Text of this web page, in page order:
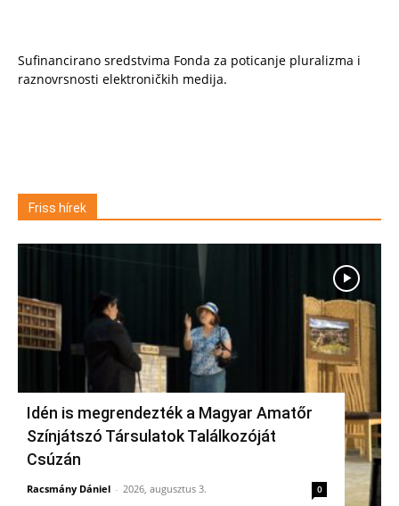
Sufinancirano sredstvima Fonda za poticanje pluralizma i
raznovrsnosti elektroničkih medija.
Friss hírek
Idén is megrendezték a Magyar Amatőr
Színjátszó Társulatok Találkozóját
Csúzán
Racsmány Dániel - 2026, augusztus 3. 0